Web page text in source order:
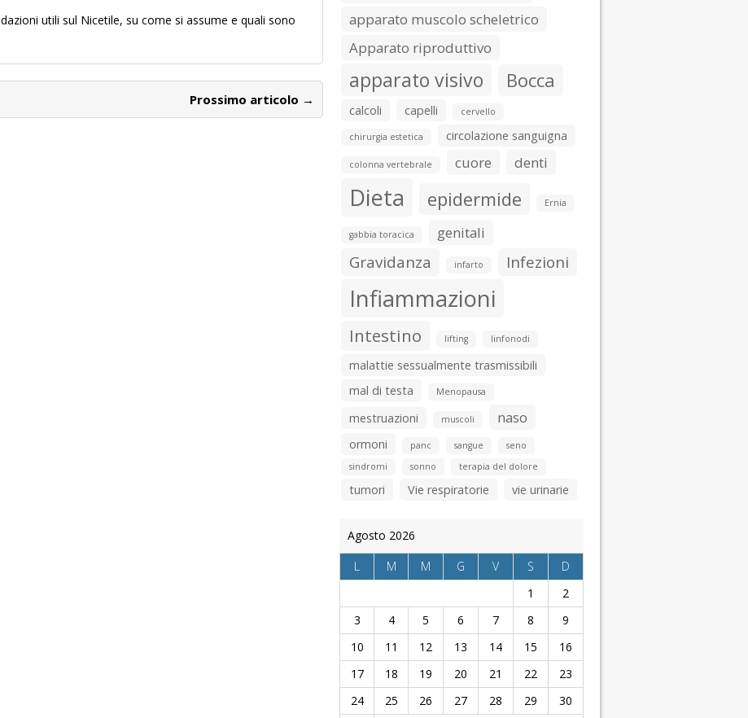
utili sul Nicetile, su come si assume e quali sono
Prossimo articolo →
apparato muscolo scheletrico
Apparato riproduttivo
apparato visivo Bocca
calcoli capelli cervello
chirurgia estetica circolazione sanguigna
colonna vertebrale cuore denti
Dieta epidermide Ernia
gabbia toracica genitali
Gravidanza infarto Infezioni
Infiammazioni
Intestino lifting linfonodi
malattie sessualmente trasmissibili
mal di testa
Menopausa
mestruazioni muscoli naso
ormoni panc sangue
seno
sindromi
sonno terapia del dolore
tumori Vie respiratorie vie urinarie
Agosto 2026
L
M M G V S
D
1
2
3
4 5 6 7 8
9
10
11 12 13 14 15
16
17
18 19 20 21 22
23
24
25 26 27 28 29 30